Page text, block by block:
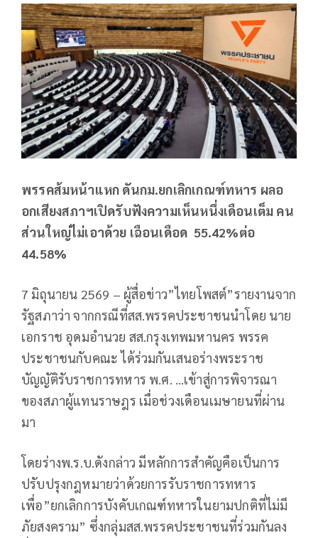
พรรคส้มหน้าแหก ดันกม.ยกเลิกเกณฑ์ทหาร ผลอ
อกเสียงสภาฯเปิดรับฟังความเห็นหนึ่งเดือนเต็ม คน
ส่วนใหญ่ไม่เอาด้วย เฉือนเดือด 55.42%ต่อ
44.58%
7 มิถุนายน 2569 – ผู้สื่อข่าว”ไทยโพสต์”รายงานจาก
รัฐสภาว่า จากกรณีที่สส.พรรคประชาชนนำโดย นาย
เอกราช อุดมอำนวย สส.กรุงเทพมหานคร พรรค
ประชาชนกับคณะ ได้ร่วมกันเสนอร่างพระราช
บัญญัติรับราชการทหาร พ.ศ. …เข้าสู่การพิจารณา
ของสภาผู้แทนราษฎร เมื่อช่วงเดือนเมษายนที่ผ่าน
มา
โดยร่างพ.ร.บ.ดังกล่าว มีหลักการสำคัญคือเป็นการ
ปรับปรุงกฎหมายว่าด้วยการรับราชการทหาร
เพื่อ”ยกเลิกการบังคับเกณฑ์ทหารในยามปกติที่ไม่มี
ภัยสงคราม” ซึ่งกลุ่มสส.พรรคประชาชนที่ร่วมกันลง